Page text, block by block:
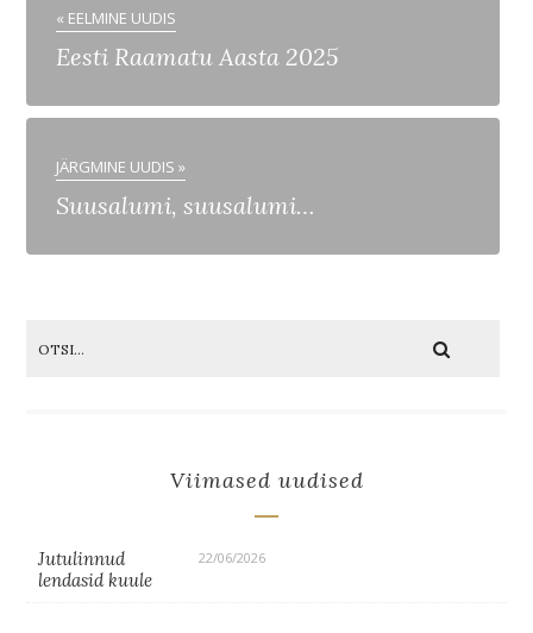
« EELMINE UUDIS
Eesti Raamatu Aasta 2025
JÄRGMINE UUDIS »
Suusalumi, suusalumi…
Viimased uudised
Jutulinnud
lendasid kuule
22/06/2026